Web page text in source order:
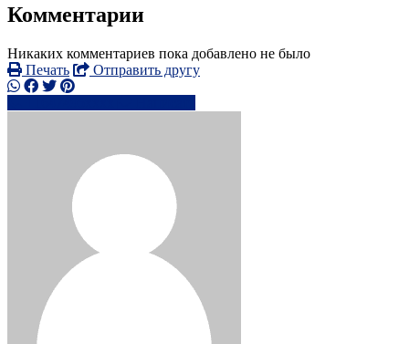
Комментарии
Никаких комментариев пока добавлено не было
Печать
Отправить другу